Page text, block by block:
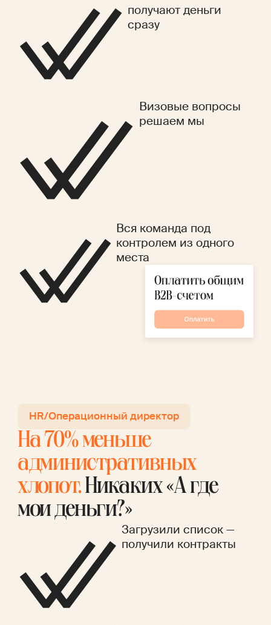
получают деньги
сразу
Визовые вопросы
решаем мы
Вся команда под
контролем из одного
места
HR/Операционный директор
На 70% меньше
административных
хлопот.Никаких «А где
мои деньги?»
Загрузили список —
получили контракты